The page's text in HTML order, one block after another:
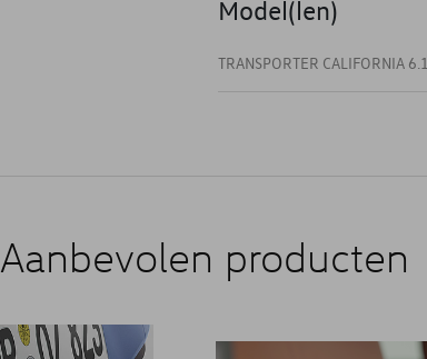
Model(len)
TRANSPORTER CALIFORNIA 6.1
Aanbevolen producten